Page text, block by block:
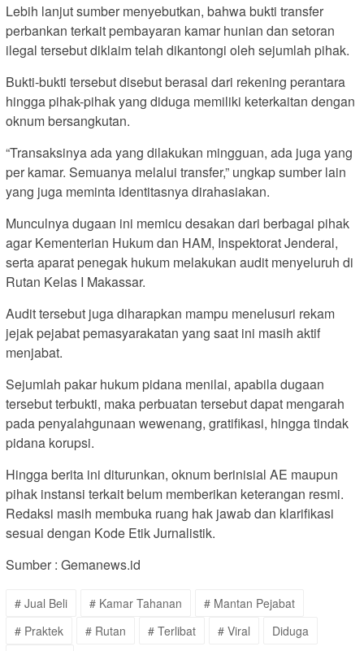
Lebih lanjut sumber menyebutkan, bahwa bukti transfer
perbankan terkait pembayaran kamar hunian dan setoran
ilegal tersebut diklaim telah dikantongi oleh sejumlah pihak.
Bukti-bukti tersebut disebut berasal dari rekening perantara
hingga pihak-pihak yang diduga memiliki keterkaitan dengan
oknum bersangkutan.
“Transaksinya ada yang dilakukan mingguan, ada juga yang
per kamar. Semuanya melalui transfer,” ungkap sumber lain
yang juga meminta identitasnya dirahasiakan.
Munculnya dugaan ini memicu desakan dari berbagai pihak
agar Kementerian Hukum dan HAM, Inspektorat Jenderal,
serta aparat penegak hukum melakukan audit menyeluruh di
Rutan Kelas I Makassar.
Audit tersebut juga diharapkan mampu menelusuri rekam
jejak pejabat pemasyarakatan yang saat ini masih aktif
menjabat.
Sejumlah pakar hukum pidana menilai, apabila dugaan
tersebut terbukti, maka perbuatan tersebut dapat mengarah
pada penyalahgunaan wewenang, gratifikasi, hingga tindak
pidana korupsi.
Hingga berita ini diturunkan, oknum berinisial AE maupun
pihak instansi terkait belum memberikan keterangan resmi.
Redaksi masih membuka ruang hak jawab dan klarifikasi
sesuai dengan Kode Etik Jurnalistik.
Sumber : Gemanews.id
# Jual Beli # Kamar Tahanan
# Mantan Pejabat
# Praktek
# Rutan # Terlibat # Viral
Diduga